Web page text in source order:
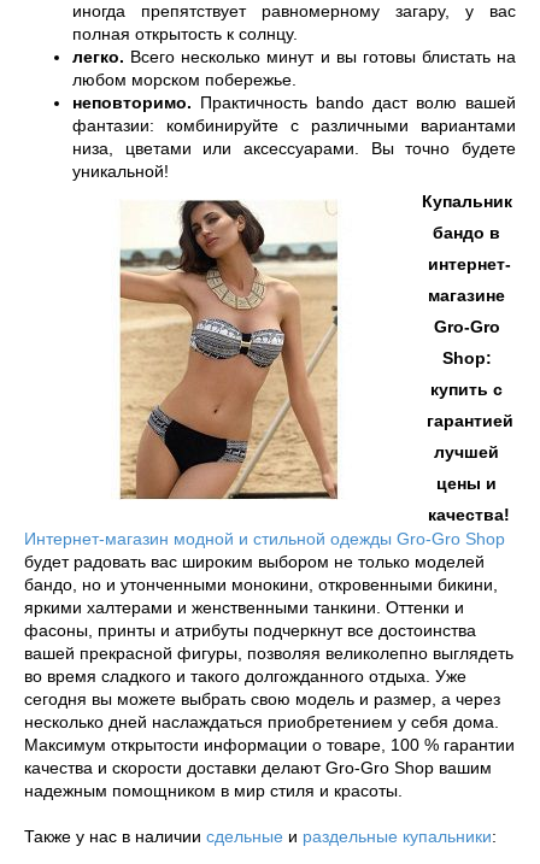
иногда препятствует равномерному загару, у вас
полная открытость к солнцу.
легко. Всего несколько минут и вы готовы блистать на
любом морском побережье.
неповторимо. Практичность bando даст волю вашей
фантазии: комбинируйте с различными вариантами
низа, цветами или аксессуарами. Вы точно будете
уникальной!
Купальник
бандо в
интернет-
магазине
Gro-Gro
Shop:
купить с
гарантией
лучшей
цены и
качества!
Интернет-магазин модной и стильной одежды Gro-Gro Shop
будет радовать вас широким выбором не только моделей
бандо, но и утонченными монокини, откровенными бикини,
яркими халтерами и женственными танкини. Оттенки и
фасоны, принты и атрибуты подчеркнут все достоинства
вашей прекрасной фигуры, позволяя великолепно выглядеть
во время сладкого и такого долгожданного отдыха. Уже
сегодня вы можете выбрать свою модель и размер, а через
несколько дней наслаждаться приобретением у себя дома.
Максимум открытости информации о товаре, 100 % гарантии
качества и скорости доставки делают Gro-Gro Shop вашим
надежным помощником в мир стиля и красоты.
Также у нас в наличии сдельные и раздельные купальники: